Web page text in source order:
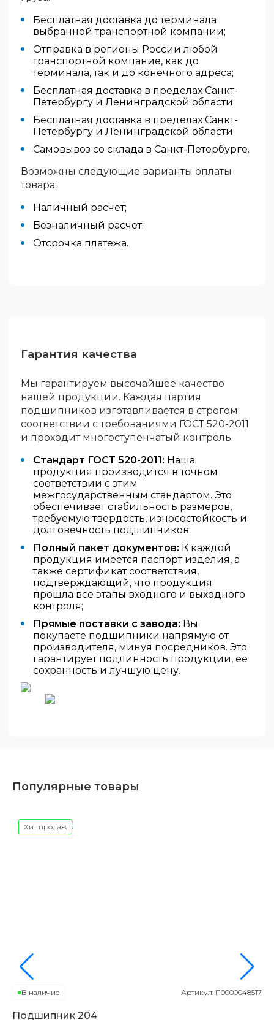
Бесплатная доставка до терминала
выбранной транспортной компании;
Отправка в регионы России любой
транспортной компание, как до
терминала, так и до конечного адреса;
Бесплатная доставка в пределах Санкт-
Петербургу и Ленинградской области;
Бесплатная доставка в пределах Санкт-
Петербургу и Ленинградской области
Самовывоз со склада в Санкт-Петербурге.
Возможны следующие варианты оплаты
товара:
Наличный расчет;
Безналичный расчет;
Отсрочка платежа.
Гарантия качества
Мы гарантируем высочайшее качество
нашей продукции. Каждая партия
подшипников изготавливается в строгом
соответствии с требованиями ГОСТ 520-2011
и проходит многоступенчатый контроль.
Стандарт ГОСТ 520-2011: Наша
продукция производится в точном
соответствии с этим
межгосударственным стандартом. Это
обеспечивает стабильность размеров,
требуемую твердость, износостойкость и
долговечность подшипников;
Полный пакет документов: К каждой
продукция имеется паспорт изделия, а
также сертификат соответствия,
подтверждающий, что продукция
прошла все этапы входного и выходного
контроля;
Прямые поставки с завода: Вы
покупаете подшипники напрямую от
производителя, минуя посредников. Это
гарантирует подлинность продукции, ее
сохранность и лучшую цену.
Популярные товары
Хит продаж
В наличие Артикул: П0000048517
Подшипник 204